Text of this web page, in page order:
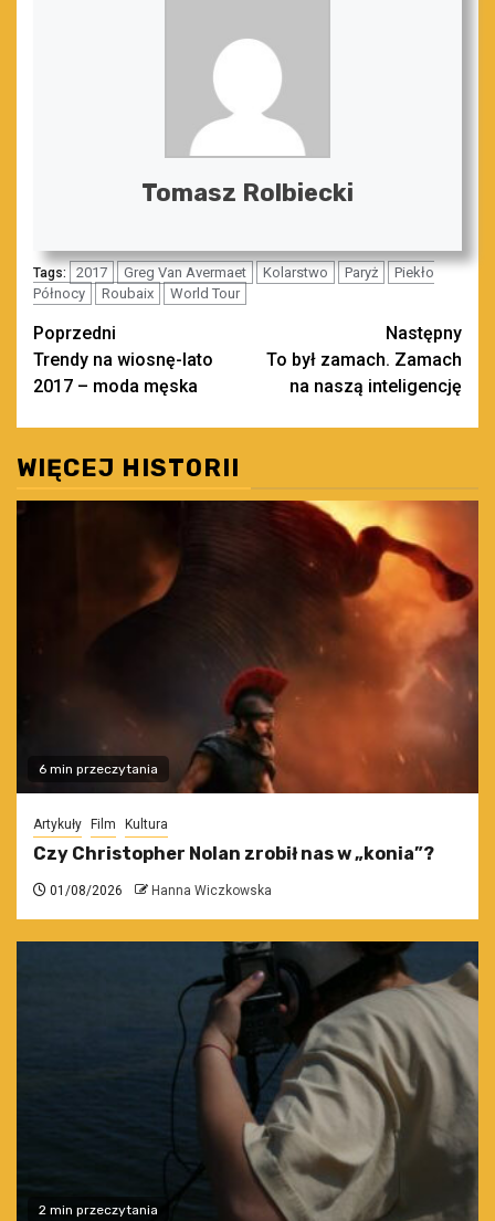
Tomasz Rolbiecki
Tags: 2017 Greg Van Avermaet Kolarstwo Paryż
Piekło
Północy
Roubaix World Tour
Zobacz
wpisy
Poprzedni
Trendy na wiosnę-lato
2017 – moda męska
Następny
To był zamach. Zamach
na naszą inteligencję
WIĘCEJ HISTORII
6 min przeczytania
Artykuły Film Kultura
Czy Christopher Nolan zrobił nas w „konia”?
01/08/2026 Hanna Wiczkowska
2 min przeczytania